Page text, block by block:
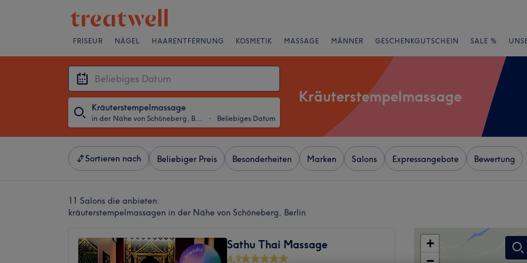
FRISEUR NÄGEL HAARENTFERNUNG KOSMETIK MASSAGE MÄNNER GESCHENKGUTSCHEIN SALE %
Kräuterstempelmassage
in der Nähe von Schöneberg, Berlin ・ Beliebiges Datum
Kräuterstempelmassage
Sortieren nach Beliebiger Preis Besonderheiten Marken Salons Expressangebote Bewertung
11 Salons die anbieten:
kräuterstempelmassagen in der Nähe von Schöneberg, Berlin
Sathu Thai Massage
4,9
+